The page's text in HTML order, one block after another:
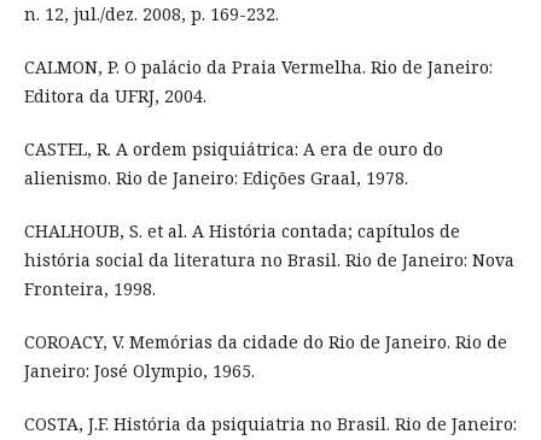
n. 12, jul./dez. 2008, p. 169-232.
CALMON, P. O palácio da Praia Vermelha. Rio de Janeiro:
Editora da UFRJ, 2004.
CASTEL, R. A ordem psiquiátrica: A era de ouro do
alienismo. Rio de Janeiro: Edições Graal, 1978.
CHALHOUB, S. et al. A História contada; capítulos de
história social da literatura no Brasil. Rio de Janeiro: Nova
Fronteira, 1998.
COROACY, V. Memórias da cidade do Rio de Janeiro. Rio de
Janeiro: José Olympio, 1965.
COSTA, J.F. História da psiquiatria no Brasil. Rio de Janeiro: